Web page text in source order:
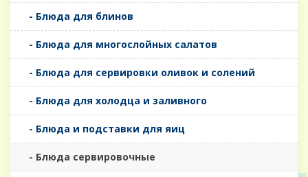
- Блюда для блинов
- Блюда для многослойных салатов
- Блюда для сервировки оливок и солений
- Блюда для холодца и заливного
- Блюда и подставки для яиц
- Блюда сервировочные